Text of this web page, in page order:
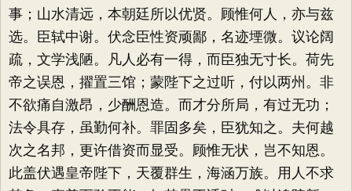
事；山水清远，本朝廷所以优贤。顾惟何人，亦与兹
选。臣轼中谢。伏念臣性资顽鄙，名迹堙微。议论阔
疏，文学浅陋。凡人必有一得，而臣独无寸长。荷先
帝之误恩，擢置三馆；蒙陛下之过听，付以两州。非
不欲痛自激昂，少酬恩造。而才分所局，有过无功；
法令具存，虽勤何补。罪固多矣，臣犹知之。夫何越
次之名邦，更许借资而显受。顾惟无状，岂不知恩。
此盖伏遇皇帝陛下，天覆群生，海涵万族。用人不求